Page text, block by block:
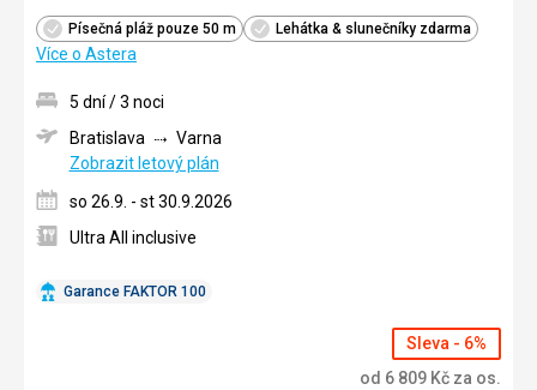
Písečná pláž pouze 50 m Lehátka & slunečníky zdarma
Více o Astera
Garance FAKTOR 100
5 dní / 3 noci
Bratislava
Varna
Zobrazit letový plán
so 26.9. - st 30.9.2026
Ultra All inclusive
Sleva - 6%
od 6 809 Kč za os.